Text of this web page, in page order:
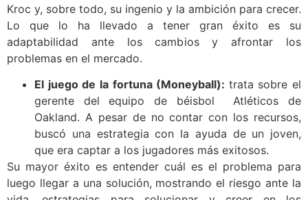
Kroc y, sobre todo, su ingenio y la ambición para crecer.
Lo que lo ha llevado a tener gran éxito es su
adaptabilidad ante los cambios y afrontar los
problemas en el mercado.
El juego de la fortuna (Moneyball): trata sobre el
gerente del equipo de béisbol Atléticos de
Oakland. A pesar de no contar con los recursos,
buscó una estrategia con la ayuda de un joven,
que era captar a los jugadores más exitosos.
Su mayor éxito es entender cuál es el problema para
luego llegar a una solución, mostrando el riesgo ante la